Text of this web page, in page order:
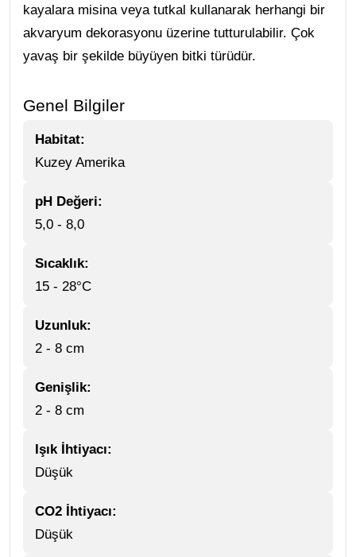
kayalara misina veya tutkal kullanarak herhangi bir
akvaryum dekorasyonu üzerine tutturulabilir. Çok
yavaş bir şekilde büyüyen bitki türüdür.
Genel Bilgiler
Habitat:
Kuzey Amerika
pH Değeri:
5,0 - 8,0
Sıcaklık:
15 - 28°C
Uzunluk:
2 - 8 cm
Genişlik:
2 - 8 cm
Işık İhtiyacı:
Düşük
CO2 İhtiyacı:
Düşük